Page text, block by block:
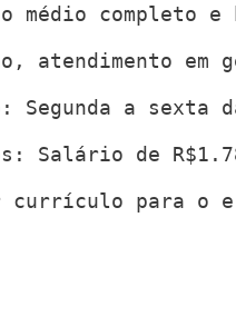
médio completo
atendimento
a sexta
Salário de
currículo para o